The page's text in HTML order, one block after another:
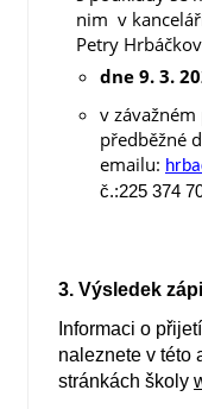
nim v
Petry
dne 9. 3.
v
předběžné
emailu:
č.:225 374
3. Výsledek
Informaci o
naleznete v této
stránkách školy